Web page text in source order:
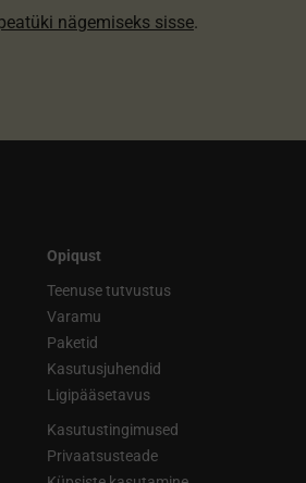
nägemiseks sisse.
Opiqust
Teenuse tutvustus
Varamu
Paketid
Kasutusjuhendid
Ligipääsetavus
Kasutustingimused
Privaatsusteade